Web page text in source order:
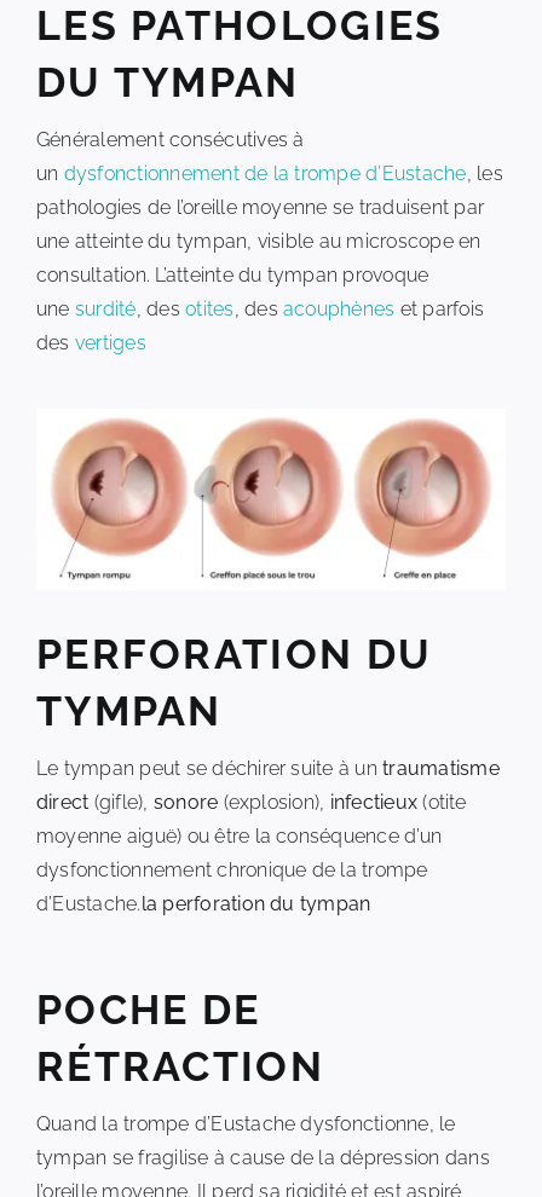
LES PATHOLOGIES
DU TYMPAN
Généralement consécutives à
un dysfonctionnement de la trompe d’Eustache, les
pathologies de l’oreille moyenne se traduisent par
une atteinte du tympan, visible au microscope en
consultation. L’atteinte du tympan provoque
une surdité, desotites, des acouphènes et parfois
des vertiges
PERFORATION DU
TYMPAN
Le tympan peut se déchirer suite à untraumatisme
direct (gifle), sonore (explosion), infectieux(otite
moyenne aiguë) ou être la conséquence d’un
dysfonctionnement chronique de la trompe
d’Eustache.la perforation du tympan
POCHE DE
RÉTRACTION
Quand la trompe d’Eustache dysfonctionne, le
tympan se fragilise à cause de la dépression dans
l’oreille moyenne. Il perd sa rigidité et est aspiré